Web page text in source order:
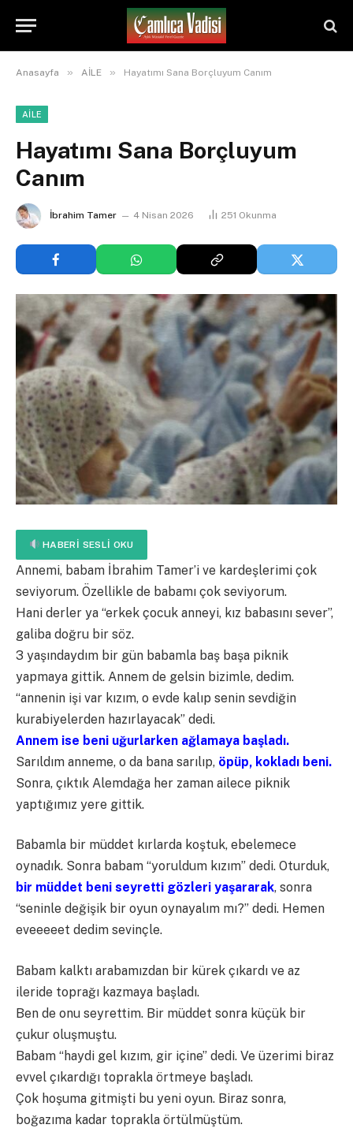
Anasayfa » AİLE » Hayatımı Sana Borçluyum Canım
AİLE
Hayatımı Sana Borçluyum
Canım
İbrahim Tamer 4 Nisan 2026 251 Okunma
HABERI SESLI OKU
Annemi, babam İbrahim Tamer’i ve kardeşlerimi çok
seviyorum. Özellikle de babamı çok seviyorum.
Hani derler ya “erkek çocuk anneyi, kız babasını sever”,
galiba doğru bir söz.
3 yaşındaydım bir gün babamla baş başa piknik
yapmaya gittik. Annem de gelsin bizimle, dedim.
“annenin işi var kızım, o evde kalıp senin sevdiğin
kurabiyelerden hazırlayacak” dedi.
Annem ise beni uğurlarken ağlamaya başladı.
Sarıldım anneme, o da bana sarılıp, öpüp, kokladı beni.
Sonra, çıktık Alemdağa her zaman ailece piknik
yaptığımız yere gittik.
Babamla bir müddet kırlarda koştuk, ebelemece
oynadık. Sonra babam “yoruldum kızım” dedi. Oturduk,
bir müddet beni seyretti gözleri yaşararak, sonra
“seninle değişik bir oyun oynayalım mı?” dedi. Hemen
eveeeeet dedim sevinçle.
Babam kalktı arabamızdan bir kürek çıkardı ve az
ileride toprağı kazmaya başladı.
Ben de onu seyrettim. Bir müddet sonra küçük bir
çukur oluşmuştu.
Babam “haydi gel kızım, gir içine” dedi. Ve üzerimi biraz
evvel çıkardığı toprakla örtmeye başladı.
Çok hoşuma gitmişti bu yeni oyun. Biraz sonra,
boğazıma kadar toprakla örtülmüştüm.